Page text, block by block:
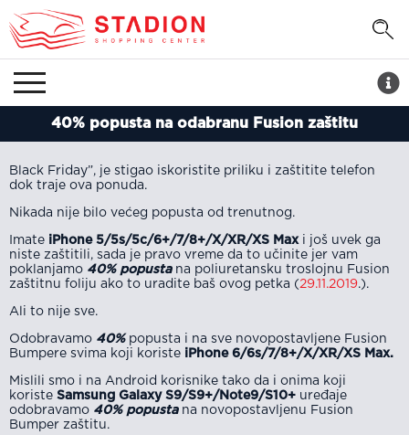
40% popusta na odabranu Fusion zaštitu
Black Friday”, je stigao iskoristite priliku i zaštitite telefon
dok traje ova ponuda.
Nikada nije bilo većeg popusta od trenutnog.
Imate iPhone 5/5s/5c/6+/7/8+/X/XR/XS Maxi još uvek ga
niste zaštitili, sada je pravo vreme da to učinite jer vam
poklanjamo 40% popustana poliuretansku troslojnu Fusion
zaštitnu foliju ako to uradite baš ovog petka (29.11.2019.).
Ali to nije sve.
Odobravamo 40%popusta i na sve novopostavljene Fusion
Bumpere svima koji koriste iPhone 6/6s/7/8+/X/XR/XS Max.
Mislili smo i na Android korisnike tako da i onima koji
koriste Samsung Galaxy S9/S9+/Note9/S10+ uređaje
odobravamo 40% popustana novopostavljenu Fusion
Bumper zaštitu.